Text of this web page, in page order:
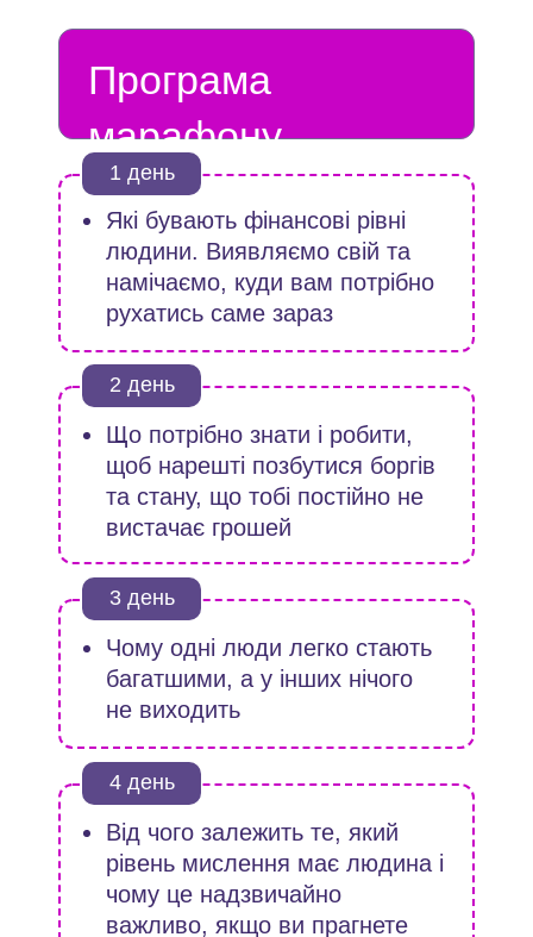
Програма
марафону
Які бувають фінансові рівні
людини. Виявляємо свій та
намічаємо, куди вам потрібно
рухатись саме зараз
Від чого залежить те, який
рівень мислення має людина і
чому це надзвичайно
важливо, якщо ви прагнете
Що потрібно знати і робити,
щоб нарешті позбутися боргів
та стану, що тобі постійно не
вистачає грошей
Чому одні люди легко стають
багатшими, а у інших нічого
не виходить
1 день
4 день
2 день
3 день